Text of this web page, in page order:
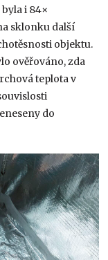
i 84×
sklonku další
objektu.
ověřováno, zda
teplota v
do